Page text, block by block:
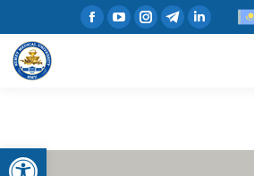
Открыть панель инструментов